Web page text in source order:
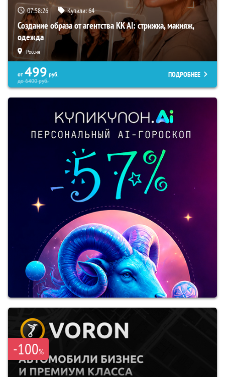
07:58:25 Купили:64
Создание образа от агентства KK AI: стрижка, макияж,
одежда
Россия
от 499 руб.
до6400руб.
ПОДРОБНЕЕ
-100%